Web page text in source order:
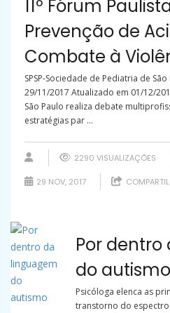
11º Fórum
Prevenção de
Combate à
SPSP-Sociedade de Pediatria de
29/11/2017 Atualizado em 01/12/
São Paulo realiza debate
estratégias par ...
2290 VISUALIZAÇÕES
29 NOV, 2017
Por
do autismo
Psicóloga elenca as
transtorno do